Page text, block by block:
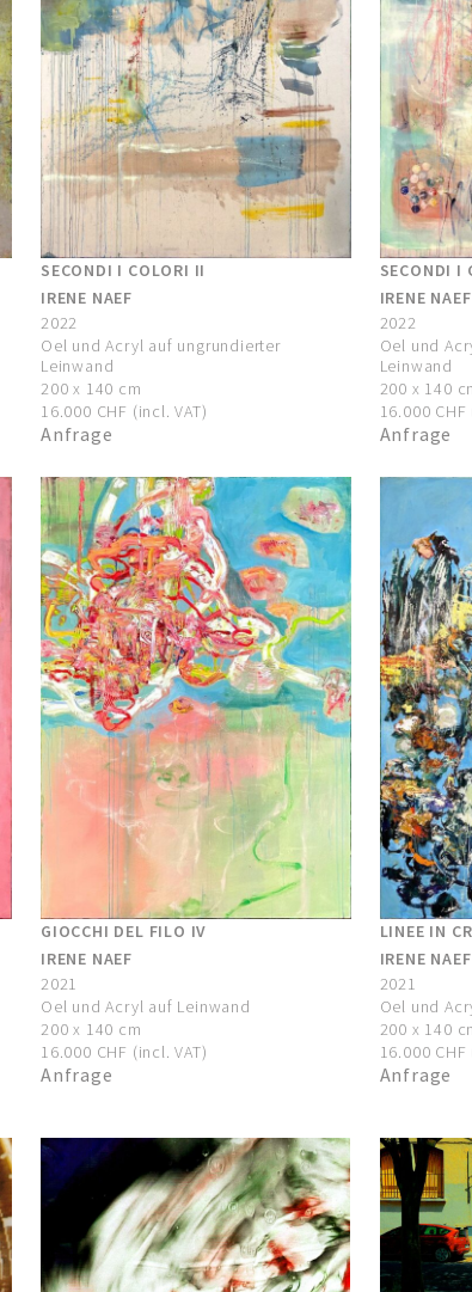
SECONDI I COLORI II
IRENE NAEF
2022
Oel und Acryl auf ungrundierter
Leinwand
200 x 140 cm
16.000 CHF (incl. VAT)
Anfrage
SECONDI I
IRENE NAEF
2022
Oel und
Leinwand
200 x 140
16.000 CHF
Anfrage
GIOCCHI DEL FILO IV
IRENE NAEF
2021
Oel und Acryl auf Leinwand
200 x 140 cm
16.000 CHF (incl. VAT)
Anfrage
LINEE IN
IRENE NAEF
2021
Oel und
200 x 140
16.000 CHF
Anfrage